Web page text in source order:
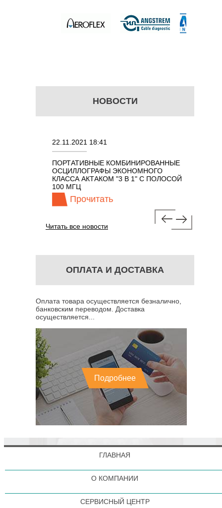
НОВОСТИ
22.11.2021 18:41
ПОРТАТИВНЫЕ КОМБИНИРОВАННЫЕ
ОСЦИЛЛОГРАФЫ ЭКОНОМНОГО
КЛАССА АКТАКОМ "3 В 1" С ПОЛОСОЙ
100 МГЦ
Прочитать
Читать все новости
ОПЛАТА И ДОСТАВКА
Оплата товара осуществляется безналично,
банковским переводом. Доставка
осуществляется...
Подробнее
ГЛАВНАЯ
О КОМПАНИИ
СЕРВИСНЫЙ ЦЕНТР